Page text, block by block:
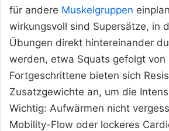
für andere Muskelgruppen
wirkungsvoll sind Supersätze, in
Übungen direkt hintereinander
werden, etwa Squats gefolgt von
Fortgeschrittene bieten sich
Zusatzgewichte an, um die
Wichtig: Aufwärmen nicht
Mobility-Flow oder lockeres